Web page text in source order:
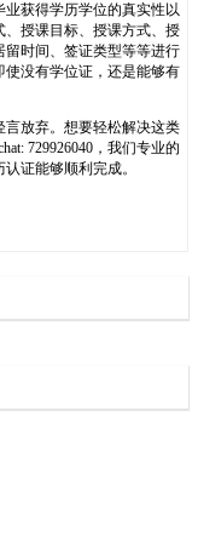
获得学历学位的真实性以
授课目标、授课方式、授
时间、签证类型等等进行
没有学位证，还是能够有
放弃。想要轻松解决这类
729926040，我们专业的
证能够顺利完成。